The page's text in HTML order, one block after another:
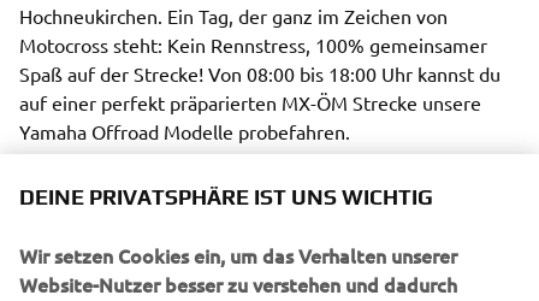
Hochneukirchen. Ein Tag, der ganz im Zeichen von
Motocross steht: Kein Rennstress, 100% gemeinsamer
Spaß auf der Strecke! Von 08:00 bis 18:00 Uhr kannst du
auf einer perfekt präparierten MX-ÖM Strecke unsere
Yamaha Offroad Modelle probefahren.
Zeitplan
DEINE PRIVATSPHÄRE IST UNS WICHTIG
Wir setzen Cookies ein, um das Verhalten unserer
Website-Nutzer besser zu verstehen und dadurch